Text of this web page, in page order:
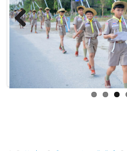
Previous